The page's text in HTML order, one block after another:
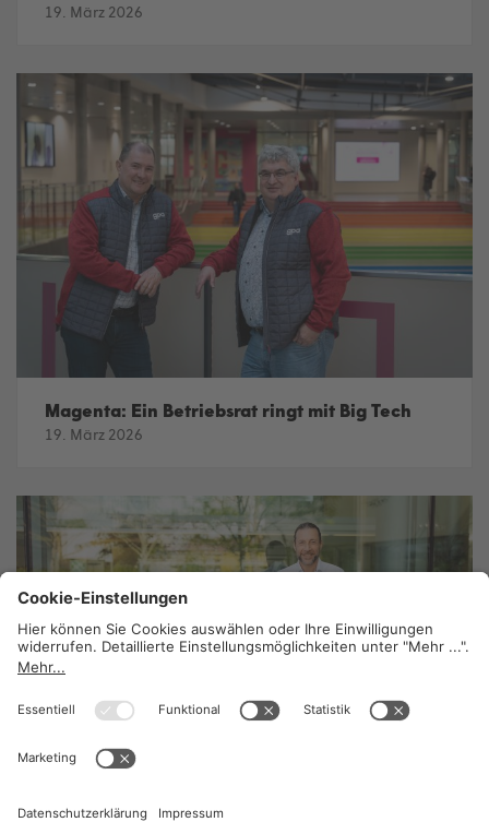
19. März 2026
Magenta: Ein Betriebsrat ringt mit Big Tech
19. März 2026
19. März 2026